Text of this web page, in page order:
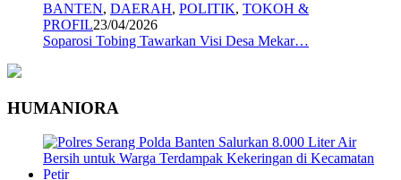
BANTEN, DAERAH, POLITIK, TOKOH &
PROFIL23/04/2026
Soparosi Tobing Tawarkan Visi Desa Mekar…
HUMANIORA